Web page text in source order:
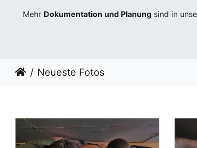
Mehr Dokumentation und Planung sind in
Neueste Fotos